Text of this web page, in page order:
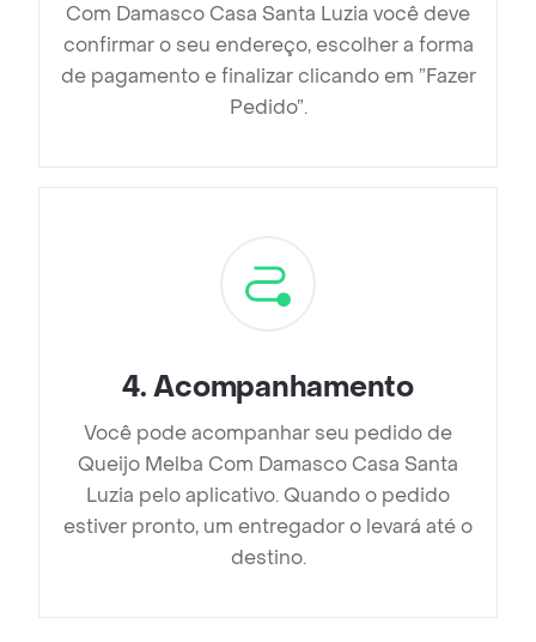
Com Damasco Casa Santa Luzia você deve
confirmar o seu endereço, escolher a forma
de pagamento e finalizar clicando em ”Fazer
Pedido”.
4.Acompanhamento
Você pode acompanhar seu pedido de
Queijo Melba Com Damasco Casa Santa
Luzia pelo aplicativo. Quando o pedido
estiver pronto, um entregador o levará até o
destino.